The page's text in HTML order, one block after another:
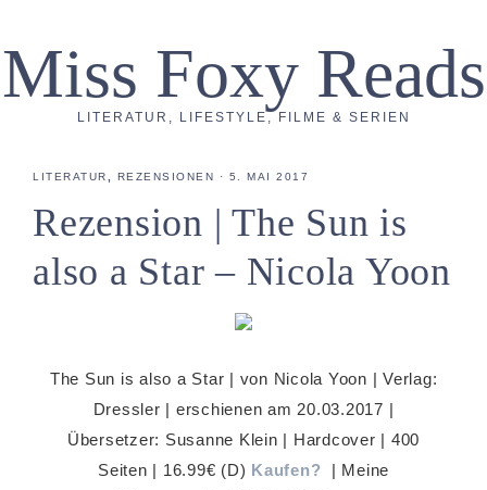
Miss Foxy Reads
LITERATUR, LIFESTYLE, FILME & SERIEN
LITERATUR REZENSIONEN · 5. MAI 2017
Rezension | The Sun is
also a Star – Nicola Yoon
The Sun is also a Star | von Nicola Yoon | Verlag:
Dressler | erschienen am 20.03.2017 |
Übersetzer: Susanne Klein | Hardcover | 400
Seiten | 16.99€ (D) Kaufen? | Meine